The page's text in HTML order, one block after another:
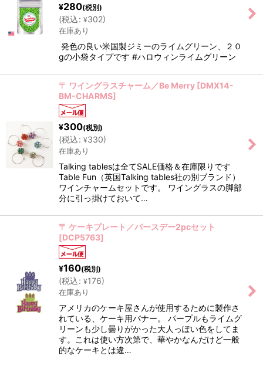
¥280(税別)
(税込: ¥302)
在庫あり
発色の良い米国製ジミーのライムグリーン、２０
gの小袋タイプです #ハロウィンライムグリーン
〒 ワイングラスチャーム／Be Merry [DMX14-
BM-CHARMS]
¥300(税別)
(税込: ¥330)
在庫あり
Talking tablesは全てSALE価格＆在庫限りです
Table Fun（英国Talking tables社の別ブランド）
ワインチャームセットです。 ワイングラスの脚部
分に引っ掛けておいて…
〒 ケーキプレート／バースデー2pcセット
[DCP5763]
¥160(税別)
(税込: ¥176)
在庫あり
アメリカのケーキ屋さんが使用するために製作さ
れている、ケーキ用バナー。 パープルもライムグ
リーンも少し曇りがかった大人っぽい色をしてま
す。これは使い方次第で、華やかなんだけど一般
的なケーキとは違…